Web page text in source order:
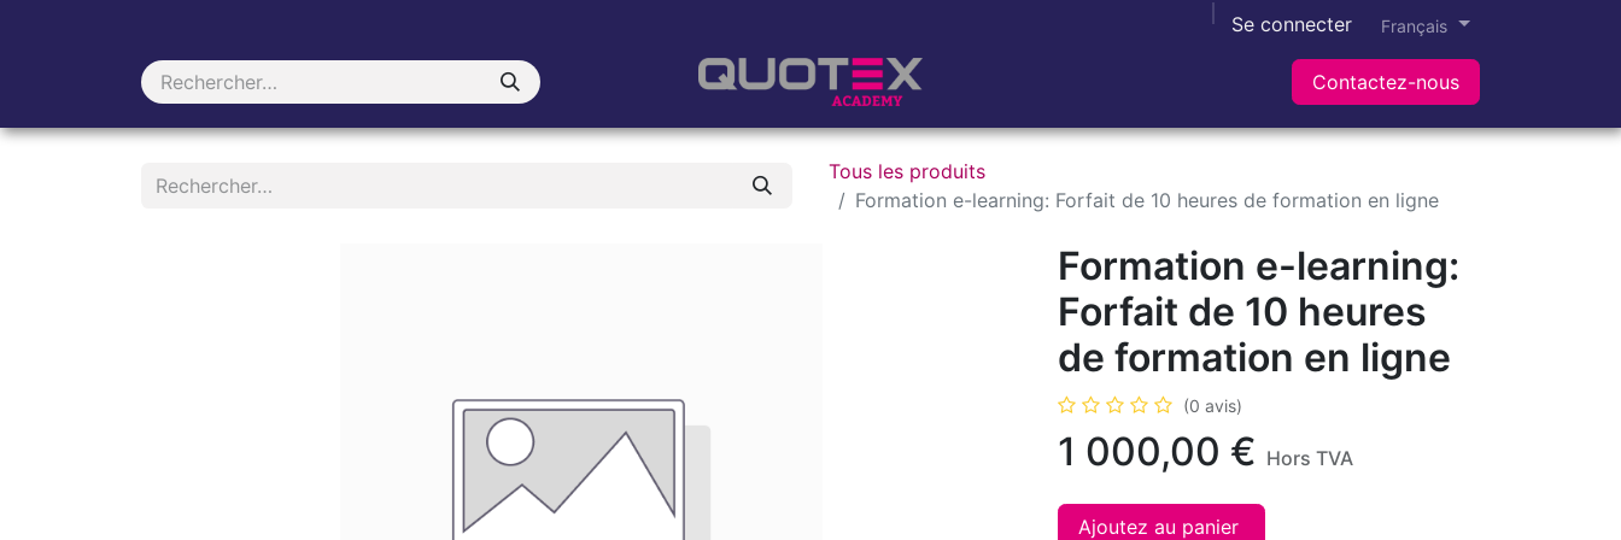
Se connecter Français
Contactez-nous
Tous les produits
Formation e-learning: Forfait de 10 heures de formation en ligne
Formation e-learning:
Forfait de 10 heures
de formation en ligne
(0 avis)
1 000,00 € Hors TVA
Ajoutez au panier